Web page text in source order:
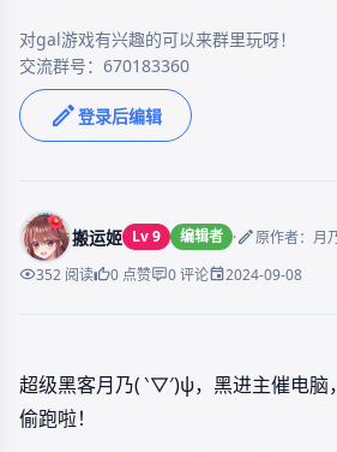
对gal游戏有兴趣的可以来群里玩呀！
交流群号：670183360
登录后编辑
搬运姬 Lv 9 编辑者 · 原作者：月
352 阅读
0 点赞 0 评论 2024-09-08
超级黑客月乃( ‵▽′)ψ，黑进主催电脑
偷跑啦！